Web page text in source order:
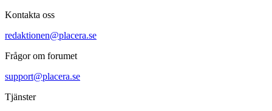
Kontakta oss
redaktionen@placera.se
Frågor om forumet
support@placera.se
Tjänster